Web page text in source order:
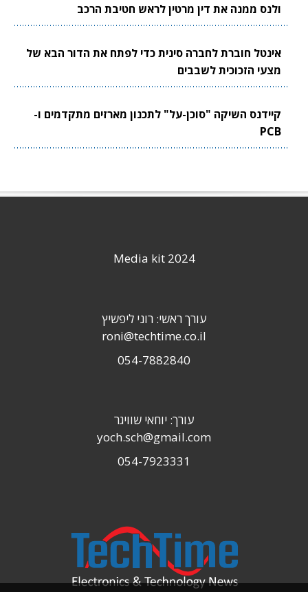
ולנס ממנה את דין מרטין לראש חטיבת הרכב
אינטל חוברת לחברה סינית כדי לפתח את הדור הבא של
מצעי הזכוכית לשבבים
קיידנס השיקה "סוכן-על" לתכנון מארזים מתקדמים ו-
PCB
Media kit 2024
עורך ראשי: רוני ליפשיץ
roni@techtime.co.il
054-7882840
עורך: יוחאי שוויגר
yoch.sch@gmail.com
054-7923331